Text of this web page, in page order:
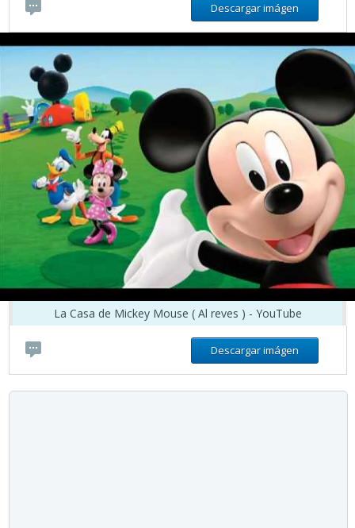
Descargar imágen
La Casa de Mickey Mouse ( Al reves ) - YouTube
Descargar imágen